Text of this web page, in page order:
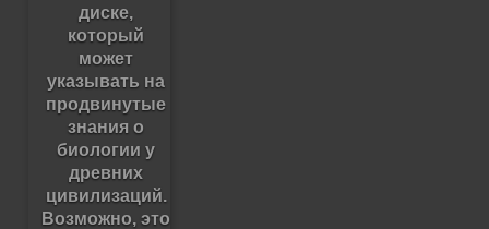
диске,
который
может
указывать на
продвинутые
знания о
биологии у
древних
цивилизаций.
Возможно, это